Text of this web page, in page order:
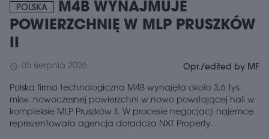
POLSKA
M4B WYNAJMUJE
POWIERZCHNIĘ W MLP PRUSZKÓW
II
schedule 05 sierpnia 2026 Opr./edited by MF
Polska firma technologiczna M4B wynajęła około 3,6 tys.
mkw. nowoczesnej powierzchni w nowo powstającej hali w
kompleksie MLP Pruszków II. W procesie negocjacji najemcę
reprezentowała agencja doradcza NXT Property.